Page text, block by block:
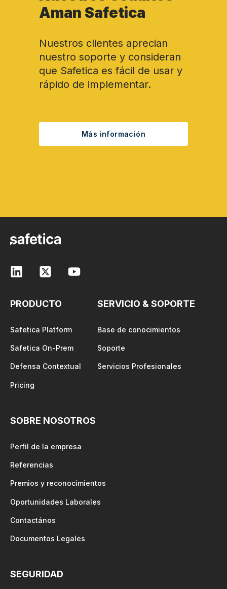
Aman Safetica
Nuestros clientes aprecian
nuestro soporte y consideran
que Safetica es fácil de usar y
rápido de implementar.
Más información
PRODUCTO
Safetica Platform
Safetica On-Prem
Defensa Contextual
Pricing
SERVICIO & SOPORTE
Base de conocimientos
Soporte
Servicios Profesionales
SOBRE NOSOTROS
Perfil de la empresa
Referencias
Premios y reconocimientos
Oportunidades Laborales
Contactános
Documentos Legales
SEGURIDAD